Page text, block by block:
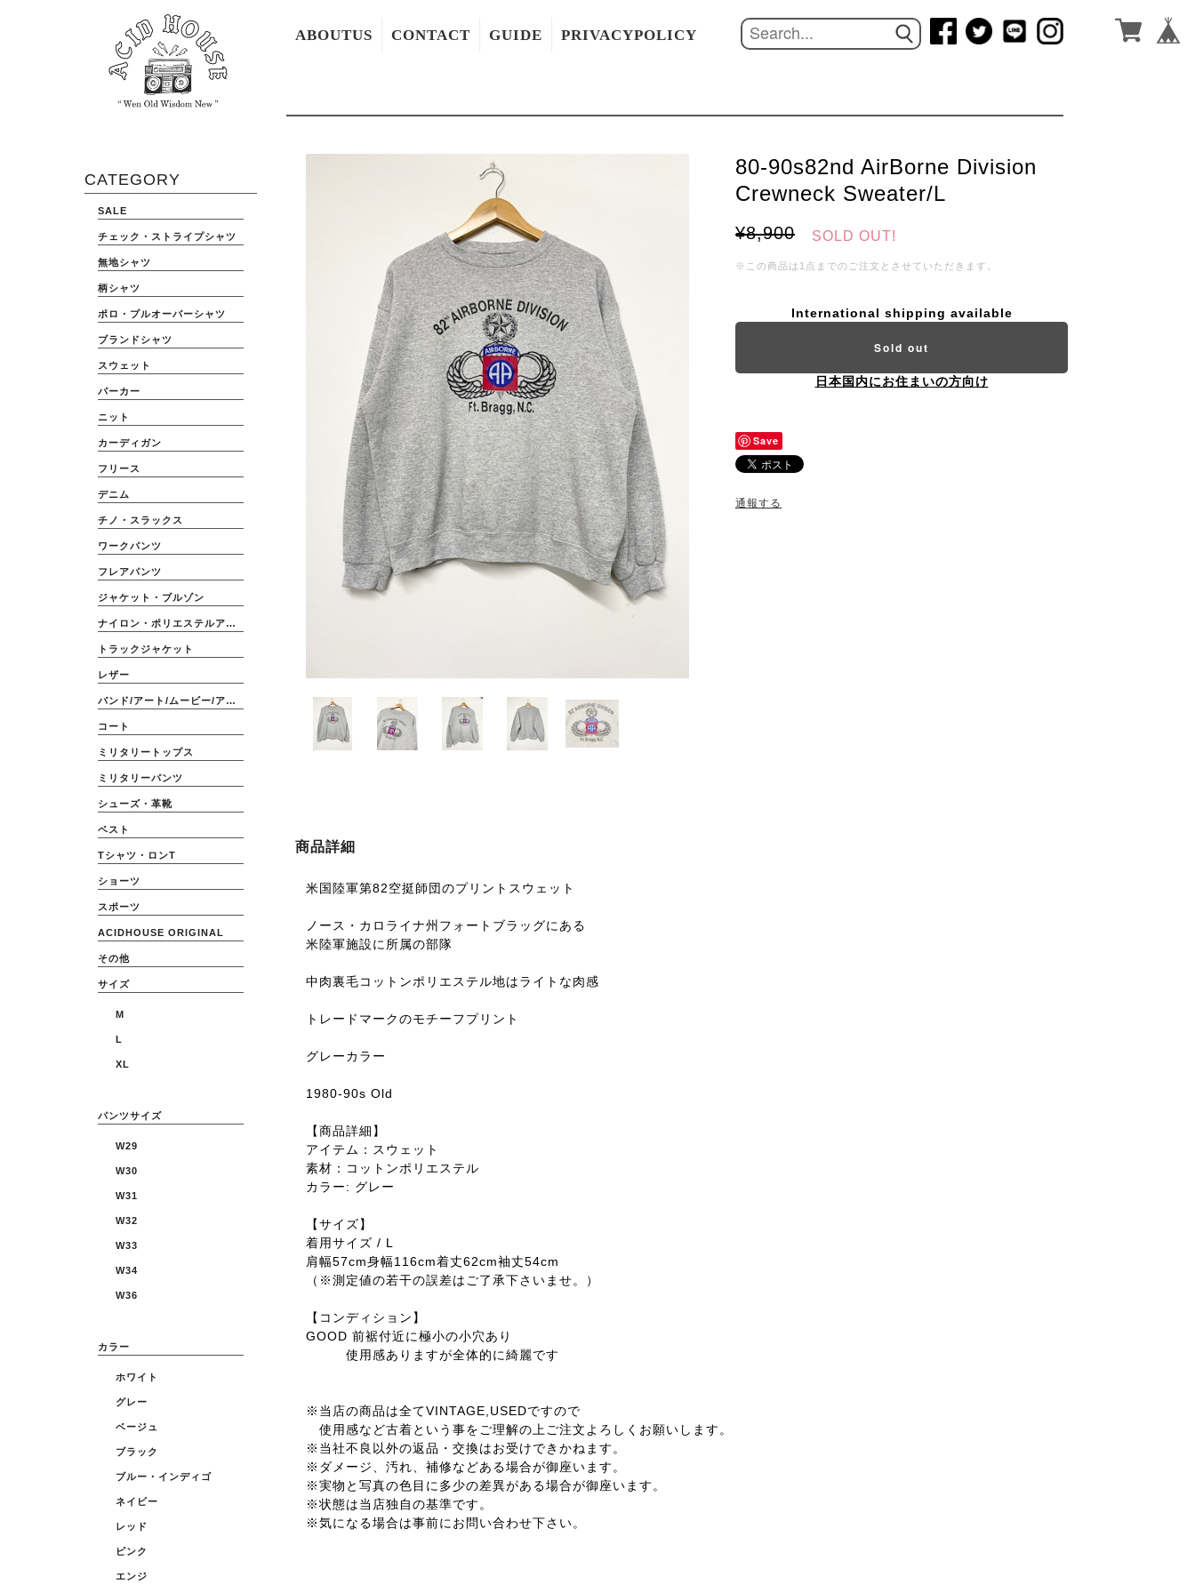
CATEGORY
SALE
チェック・ストライプシャツ
無地シャツ
柄シャツ
ポロ・プルオーバーシャツ
ブランドシャツ
スウェット
パーカー
ニット
カーディガン
フリース
デニム
チノ・スラックス
ワークパンツ
フレアパンツ
ジャケット・ブルゾン
ナイロン・ポリエステルアウター
トラックジャケット
レザー
バンド/アート/ムービー/アニメ
コート
ミリタリートップス
ミリタリーパンツ
シューズ・革靴
ベスト
Tシャツ・ロンT
ショーツ
スポーツ
ACIDHOUSE ORIGINAL
その他
サイズ
M
L
XL
パンツサイズ
W29
W30
W31
W32
W33
W34
W36
カラー
ホワイト
グレー
ベージュ
ブラック
ブルー・インディゴ
ネイビー
レッド
ピンク
エンジ
ABOUTUS CONTACT GUIDE PRIVACYPOLICY
80-90s82nd AirBorne Division
Crewneck Sweater/L
¥8,900 SOLD OUT!
※この商品は1点までのご注文とさせていただきます。
International shipping available
Sold out
日本国内にお住まいの方向け
Save
通報する
商品詳細
米国陸軍第82空挺師団のプリントスウェット
ノース・カロライナ州フォートブラッグにある
米陸軍施設に所属の部隊
中肉裏毛コットンポリエステル地はライトな肉感
トレードマークのモチーフプリント
グレーカラー
1980-90s Old
【商品詳細】
アイテム：スウェット
素材：コットンポリエステル
カラー: グレー
【サイズ】
着用サイズ / L
肩幅57cm身幅116cm着丈62cm袖丈54cm
（※測定値の若干の誤差はご了承下さいませ。）
【コンディション】
GOOD 前裾付近に極小の小穴あり
使用感ありますが全体的に綺麗です
※当店の商品は全てVINTAGE,USEDですので
使用感など古着という事をご理解の上ご注文よろしくお願いします。
※当社不良以外の返品・交換はお受けできかねます。
※ダメージ、汚れ、補修などある場合が御座います。
※実物と写真の色目に多少の差異がある場合が御座います。
※状態は当店独自の基準です。
※気になる場合は事前にお問い合わせ下さい。